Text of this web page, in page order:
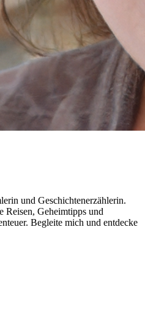
und Geschichtenerzählerin.
Reisen, Geheimtipps und
Begleite mich und entdecke